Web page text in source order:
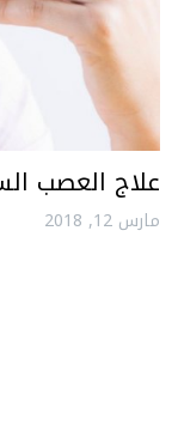
علاج العصب
مارس 12, 2018